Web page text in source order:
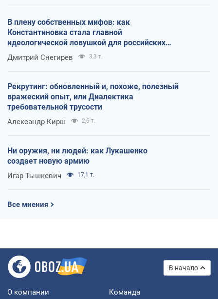
В плену собственных мифов: как
Константиновка стала главной
идеологической ловушкой для российских
оккупантов
Дмитрий Снегирев 3,3 т.
Рекрутинг: обновленный и, похоже, полезный
вражеский опыт, или Диалектика
требовательной трусости
Александр Кирш 2,6 т.
Ни оружия, ни людей: как Лукашенко
создает новую армию
Игар Тышкевич 17,1 т.
Все мнения
В начало
О компании Команда